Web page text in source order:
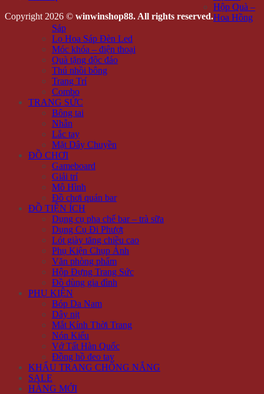
Copyright 2026 © winwinshop88. All rights reserved.
Hộp Quà –
Hoa Hồng
Sáp
Lọ Hoa Sáp Đèn Led
Móc khóa – điện thoại
Quà tặng độc đáo
Thú nhồi bông
Trang Trí
Combo
TRANG SỨC
Bông tai
Nhẫn
Lắc tay
Mặt Dây Chuyền
ĐỒ CHƠI
Gameboard
Giải trí
Mô Hình
Đồ chơi quán bar
ĐỒ TIỆN ÍCH
Dụng cụ pha chế bar – trà sữa
Dụng Cụ Đi Phượt
Lót giày tăng chiều cao
Phụ Kiện Chụp Ảnh
Văn phòng phẩm
Hộp Đựng Trang Sức
Đồ dùng gia đình
PHỤ KIỆN
Bóp Da Nam
Dây nịt
Mắt Kính Thời Trang
Nón Kiểu
Vớ Tất Hàn Quốc
Đồng hồ đeo tay
KHẨU TRANG CHỐNG NẮNG
SALE
HÀNG MỚI